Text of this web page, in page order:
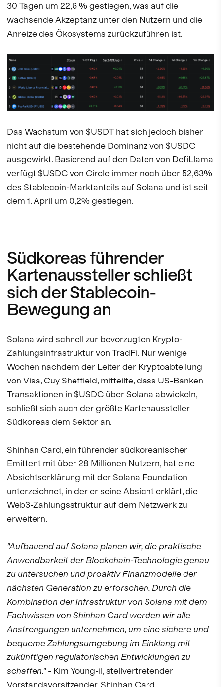
30 Tagen um 22,6 % gestiegen, was auf die
wachsende Akzeptanz unter den Nutzern und die
Anreize des Ökosystems zurückzuführen ist.
Das Wachstum von $USDT hat sich jedoch bisher
nicht auf die bestehende Dominanz von $USDC
ausgewirkt. Basierend auf den Daten von DefiLlama
verfügt $USDC von Circle immer noch über 52,63%
des Stablecoin-Marktanteils auf Solana und ist seit
dem 1. April um 0,2% gestiegen.
Südkoreas führender
Kartenaussteller schließt
sich der Stablecoin-
Bewegung an
Solana wird schnell zur bevorzugten Krypto-
Zahlungsinfrastruktur von TradFi. Nur wenige
Wochen nachdem der Leiter der Kryptoabteilung
von Visa, Cuy Sheffield, mitteilte, dass US-Banken
Transaktionen in $USDC über Solana abwickeln,
schließt sich auch der größte Kartenaussteller
Südkoreas dem Sektor an.
Shinhan Card, ein führender südkoreanischer
Emittent mit über 28 Millionen Nutzern, hat eine
Absichtserklärung mit der Solana Foundation
unterzeichnet, in der er seine Absicht erklärt, die
Web3-Zahlungsstruktur auf dem Netzwerk zu
erweitern.
"Aufbauend auf Solana planen wir, die praktische
Anwendbarkeit der Blockchain-Technologie genau
zu untersuchen und proaktiv Finanzmodelle der
nächsten Generation zu erforschen. Durch die
Kombination der Infrastruktur von Solana mit dem
Fachwissen von Shinhan Card werden wir alle
Anstrengungen unternehmen, um eine sichere und
bequeme Zahlungsumgebung im Einklang mit
zukünftigen regulatorischen Entwicklungen zu
schaffen."- Kim Young-il, stellvertretender
Vorstandsvorsitzender, Shinhan Card